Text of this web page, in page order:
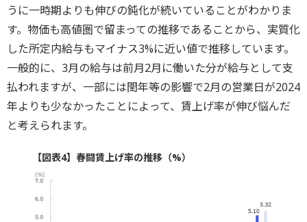
うに一時期よりも伸びの鈍化が続いていることがわかりま
す。物価も高値圏で留まっての推移であることから、実質化
した所定内給与もマイナス3%に近い値で推移しています。
一般的に、3月の給与は前月2月に働いた分が給与として支
払われますが、一部には閏年等の影響で2月の営業日が2024
年よりも少なかったことによって、賃上げ率が伸び悩んだ
と考えられます。
【図表4】春闘賃上げ率の推移（%）